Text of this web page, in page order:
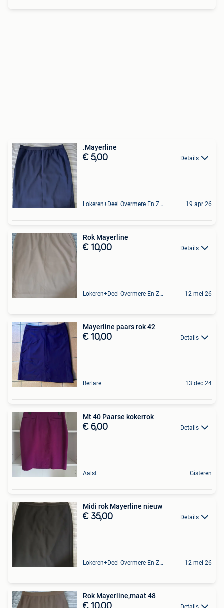
.Mayerline
€ 5,00 Details
Lokeren+Deel Overmere En Zele 19 apr 26
Rok Mayerline
€ 10,00 Details
Lokeren+Deel Overmere En Zele 12 mei 26
Mayerline paars rok 42
€ 10,00 Details
Berlare 13 dec 24
Mt 40 Paarse kokerrok
€ 6,00 Details
Aalst Gisteren
Midi rok Mayerline nieuw
€ 35,00 Details
Lokeren+Deel Overmere En Zele 12 mei 26
Rok Mayerline,maat 48